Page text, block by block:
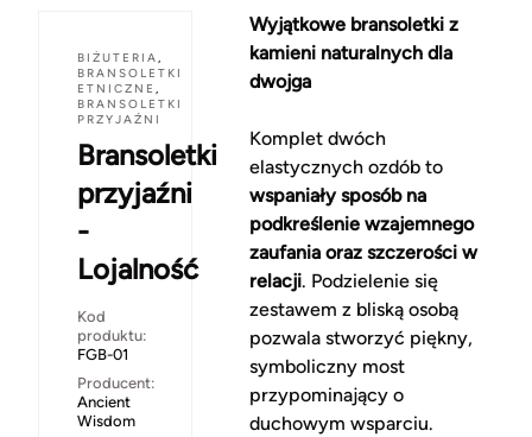
BIŻUTERIA,
BRANSOLETKI
ETNICZNE ,
BRANSOLETKI
PRZYJAŹNI
Bransoletki
przyjaźni
-
Lojalność
Kod
produktu:
FGB-01
Producent:
Ancient
Wisdom
Wyjątkowe bransoletki z
kamieni naturalnych dla
dwojga
Komplet dwóch
elastycznych ozdób to
wspaniały sposób na
podkreślenie wzajemnego
zaufania oraz szczerości w
relacji. Podzielenie się
zestawem z bliską osobą
pozwala stworzyć piękny,
symboliczny most
przypominający o
duchowym wsparciu.